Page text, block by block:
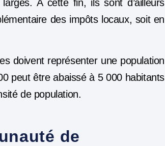
A cette fin, ils sont d’ailleurs
des impôts locaux, soit en
doivent représenter une population
peut être abaissé à 5 000 habitants
de population.
de